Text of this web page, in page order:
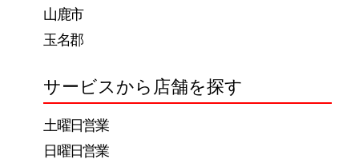
山鹿市
玉名郡
サービスから店舗を探す
土曜日営業
日曜日営業